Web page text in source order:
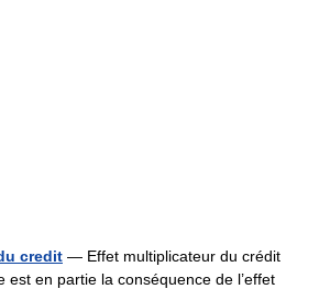
credit — Effet multiplicateur du crédit
est en partie la conséquence de l’effet